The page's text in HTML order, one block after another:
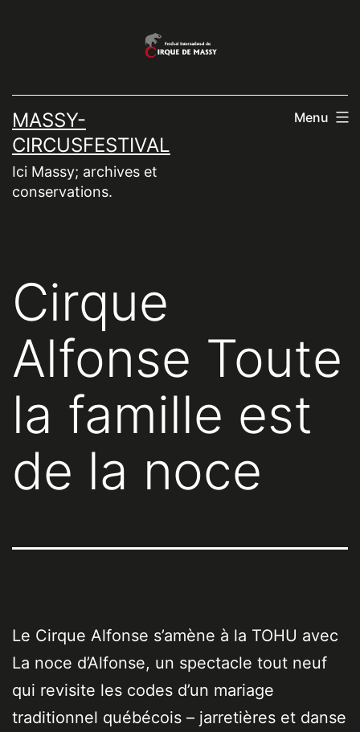
MASSY-
CIRCUSFESTIVAL
Ici Massy; archives et
conservations.
Menu
Cirque
Alfonse Toute
la famille est
de la noce
Le Cirque Alfonse s’amène à la TOHU avec
La noce d’Alfonse, un spectacle tout neuf
qui revisite les codes d’un mariage
traditionnel québécois – jarretières et danse